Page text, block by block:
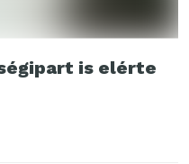
is elérte